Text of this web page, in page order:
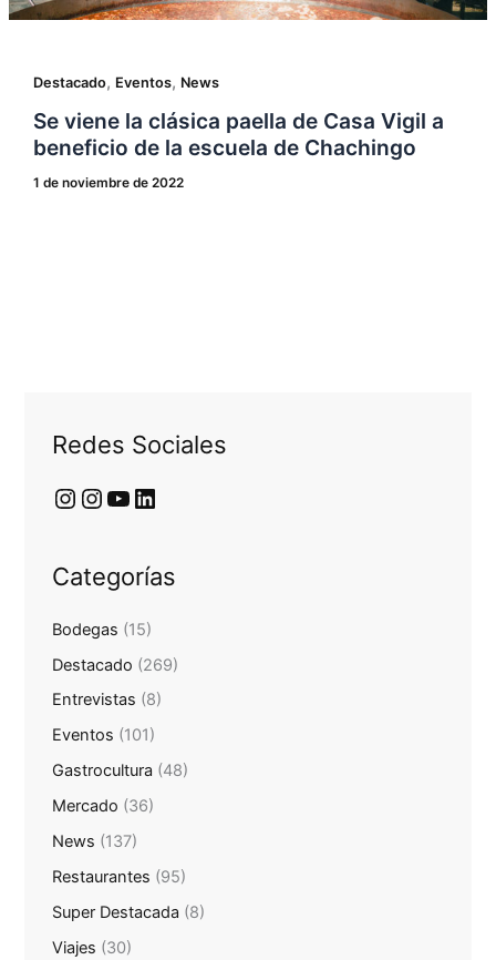
Destacado, Eventos, News
Se viene la clásica paella de Casa Vigil a
beneficio de la escuela de Chachingo
1 de noviembre de 2022
Redes Sociales
Categorías
Bodegas (15)
Destacado (269)
Entrevistas (8)
Eventos (101)
Gastrocultura (48)
Mercado (36)
News (137)
Restaurantes (95)
Super Destacada (8)
Viajes (30)